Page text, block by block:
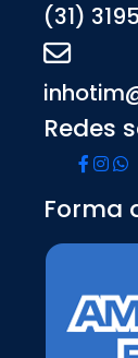
(31)
Redes
Forma